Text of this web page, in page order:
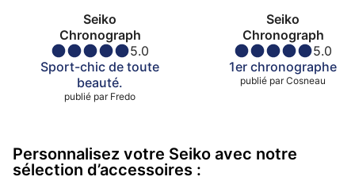
Seiko
Chronograph
5.0
Sport-chic de toute
beauté.
publié par Fredo
Seiko
Chronograph
5.0
1er chronographe
publié par Cosneau
Personnalisez votre Seiko avec notre
sélection d’accessoires :